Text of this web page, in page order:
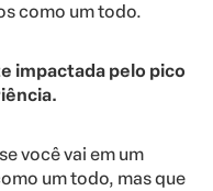
como um todo.
impactada pelo pico
você vai em um
um todo, mas que